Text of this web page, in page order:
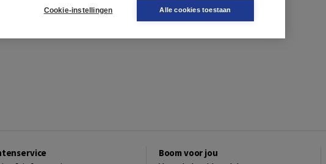
Boom voor jou
Cookie-instellingen Alle cookies toestaan